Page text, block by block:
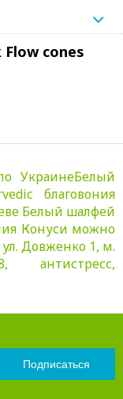
Flow cones
УкраинеБелый
благовония
Белый шалфей
Конуси можно
Довженко 1, м.
антистресс,